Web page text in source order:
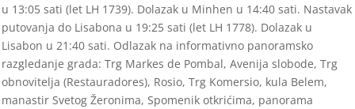
u 13:05 sati (let L H 1739). Dolazak u Minhen u 14:40 sati. Nastavak
putovanja do Lisabona u 19:25 sati (let L H 1778). Dolazak u
Lisabon u 21 :40 sati. Odlazak na informativno panoramsko
razgledanje grada: Trg Markes de Pombal, Avenija slobode, Trg
obnovitelja (Restauradores), Rosio, Trg Komersio, kula Belem,
manastir Svetog Žeronima, Spomenik otkrićima, panorama